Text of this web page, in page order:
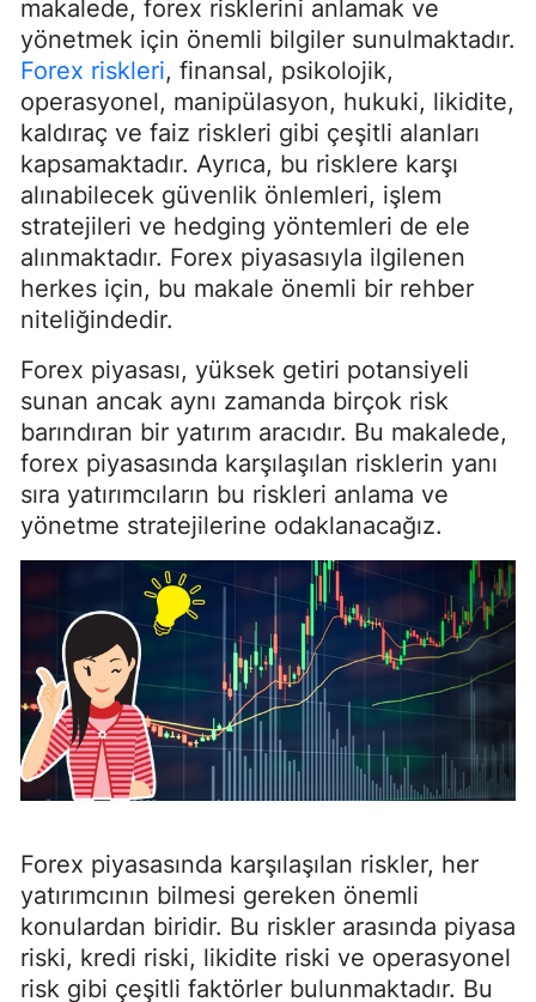
makalede, forex risklerini anlamak ve
yönetmek için önemli bilgiler sunulmaktadır.
Forex riskleri, finansal, psikolojik,
operasyonel, manipülasyon, hukuki, likidite,
kaldıraç ve faiz riskleri gibi çeşitli alanları
kapsamaktadır. Ayrıca, bu risklere karşı
alınabilecek güvenlik önlemleri, işlem
stratejileri ve hedging yöntemleri de ele
alınmaktadır. Forex piyasasıyla ilgilenen
herkes için, bu makale önemli bir rehber
niteliğindedir.
Forex piyasası, yüksek getiri potansiyeli
sunan ancak aynı zamanda birçok risk
barındıran bir yatırım aracıdır. Bu makalede,
forex piyasasında karşılaşılan risklerin yanı
sıra yatırımcıların bu riskleri anlama ve
yönetme stratejilerine odaklanacağız.
Forex piyasasında karşılaşılan riskler, her
yatırımcının bilmesi gereken önemli
konulardan biridir. Bu riskler arasında piyasa
riski, kredi riski, likidite riski ve operasyonel
risk gibi çeşitli faktörler bulunmaktadır. Bu